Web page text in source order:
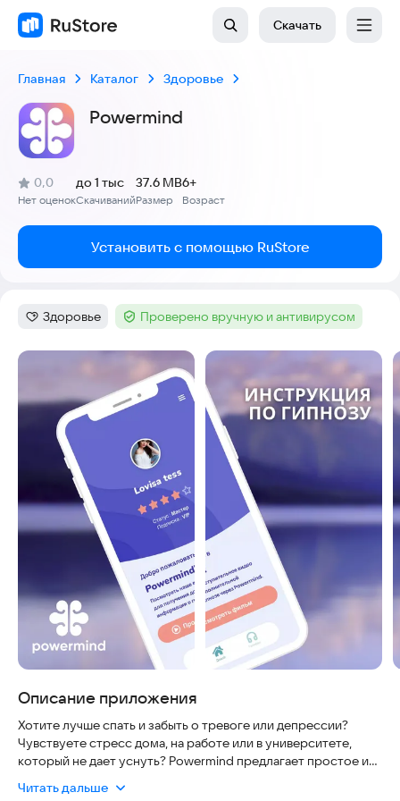
Скачать
Главная Каталог Здоровье
Powermind
Рейтинг:
0,0
(
Нет оценок
)
Скачиваний
до 1 тыс
Размер
37.6 MB
Возраст
6+
Установить с помощью RuStore
Категория:
Здоровье Тег :Проверено вручную и антивирусом
Скриншоты
Описание приложения
Хотите лучше спать и забыть о тревоге или депрессии?
Чувствуете стресс дома, на работе или в университете,
который не дает уснуть? Powermind предлагает простое и
звуковые дорожки для самостоятельной практики, а также
Читать дальше